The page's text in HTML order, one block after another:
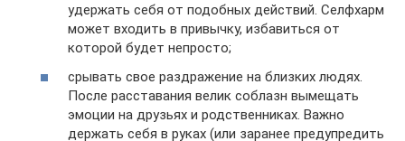
удержать себя от подобных действий. Селфхарм
может входить в привычку, избавиться от
которой будет непросто;
срывать свое раздражение на близких людях.
После расставания велик соблазн вымещать
эмоции на друзьях и родственниках. Важно
держать себя в руках (или заранее предупредить